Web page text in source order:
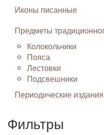
Иконы писанные
Предметы
Колокольчики
Пояса
Лестовки
Подсвешники
Периодические издания
Фильтры